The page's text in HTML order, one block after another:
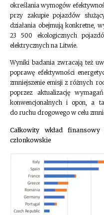
określania wymogów
przy zakupie pojazdów
działania obejmują konkretne,
23 500 ekologicznych
elektrycznych na Litwie.
Wyniki badania zwracają też
poprawę efektywności
zmniejszenie emisji z różnych
poprzez aktualizację
konwencjonalnych i opon, a
do ruchu drogowego w celu
Całkowity wkład
członkowskie